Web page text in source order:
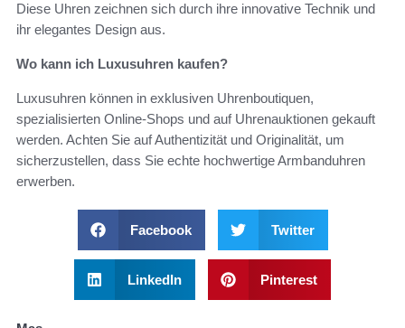
Diese Uhren zeichnen sich durch ihre innovative Technik und
ihr elegantes Design aus.
Wo kann ich Luxusuhren kaufen?
Luxusuhren können in exklusiven Uhrenboutiquen,
spezialisierten Online-Shops und auf Uhrenauktionen gekauft
werden. Achten Sie auf Authentizität und Originalität, um
sicherzustellen, dass Sie echte hochwertige Armbanduhren
erwerben.
Facebook Twitter
LinkedIn Pinterest